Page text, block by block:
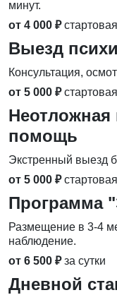
минут.
от 4 000 ₽
Выезд
Консультация,
от 5 000 ₽
Неотложная
помощь
Экстренный выезд
от 5 000 ₽
Программа
Размещение в 3-4
наблюдение.
от 6 500 ₽ за сутки
Дневной